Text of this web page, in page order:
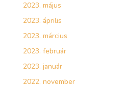
2023. május
2023. április
2023. március
2023. február
2023. január
2022. november